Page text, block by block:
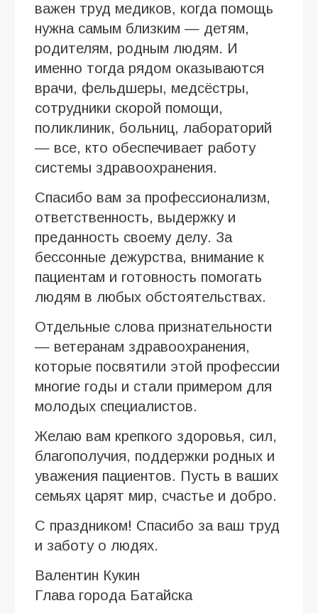
важен труд медиков, когда помощь
нужна самым близким — детям,
родителям, родным людям. И
именно тогда рядом оказываются
врачи, фельдшеры, медсёстры,
сотрудники скорой помощи,
поликлиник, больниц, лабораторий
— все, кто обеспечивает работу
системы здравоохранения.
Спасибо вам за профессионализм,
ответственность, выдержку и
преданность своему делу. За
бессонные дежурства, внимание к
пациентам и готовность помогать
людям в любых обстоятельствах.
Отдельные слова признательности
— ветеранам здравоохранения,
которые посвятили этой профессии
многие годы и стали примером для
молодых специалистов.
Желаю вам крепкого здоровья, сил,
благополучия, поддержки родных и
уважения пациентов. Пусть в ваших
семьях царят мир, счастье и добро.
С праздником! Спасибо за ваш труд
и заботу о людях.
Валентин Кукин
Глава города Батайска